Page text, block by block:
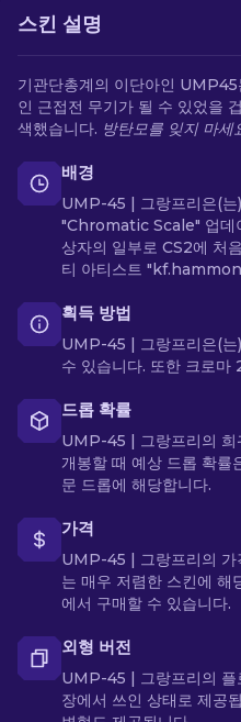
스킨 설명
기관단총계의 이단아인
인 근접전 무기가 될 수 있었을
색했습니다. 방탄모를 잊지 마세
배경
UMP-45 | 그랑프리은(는
"Chromatic Scale" 업데
상자의 일부로 CS2에 처
티 아티스트
획득 방법
UMP-45 | 그랑프리은(는
수 있습니다. 또한 크로마
드롭 확률
UMP-45 | 그랑프리의
개봉할 때 예상 드롭 확률
문 드롭에 해당합니다.
가격
UMP-45 | 그랑프리의 가
는 매우 저렴한 스킨에 해
에서 구매할 수 있습니다.
외형 버전
UMP-45 | 그랑프리의 플
장에서 쓰인 상태로 제공